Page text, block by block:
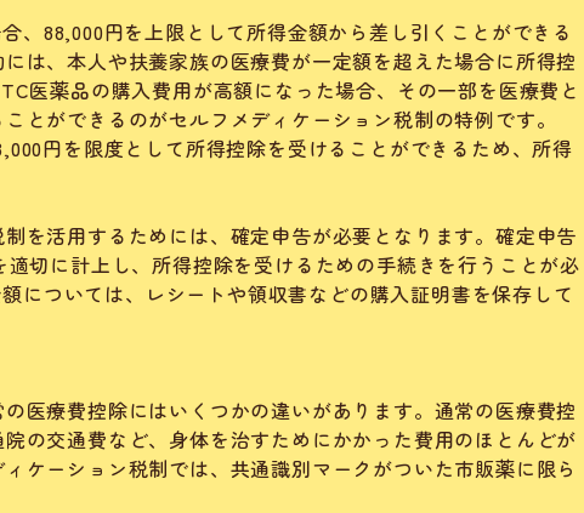
、88,000円を上限として所得金額から差し引くことができる
は、本人や扶養家族の医療費が一定額を超えた場合に所得控
医薬品の購入費用が高額になった場合、その一部を医療費と
とができるのがセルフメディケーション税制の特例です。
円を限度として所得控除を受けることができるため、所得
を活用するためには、確定申告が必要となります。確定申告
切に計上し、所得控除を受けるための手続きを行うことが必
については、レシートや領収書などの購入証明書を保存して
医療費控除にはいくつかの違いがあります。通常の医療費控
の交通費など、身体を治すためにかかった費用のほとんどが
ケーション税制では、共通識別マークがついた市販薬に限ら